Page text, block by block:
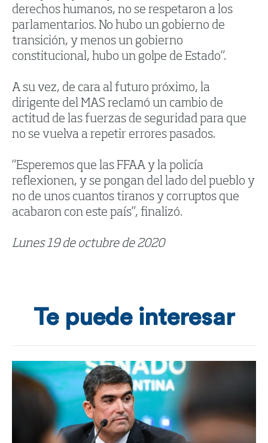
derechos humanos, no se respetaron a los
parlamentarios. No hubo un gobierno de
transición, y menos un gobierno
constitucional, hubo un golpe de Estado”.
A su vez, de cara al futuro próximo, la
dirigente del MAS reclamó un cambio de
actitud de las fuerzas de seguridad para que
no se vuelva a repetir errores pasados.
“Esperemos que las FFAA y la policía
reflexionen, y se pongan del lado del pueblo y
no de unos cuantos tiranos y corruptos que
acabaron con este país”, finalizó.
Lunes 19 de octubre de 2020
Te puede interesar